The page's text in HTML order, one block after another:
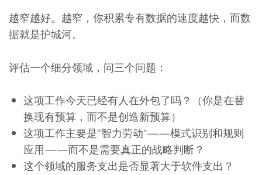
越窄越好。越窄，你积累专有数据的速度越快，而数
据就是护城河。
评估一个细分领域，问三个问题：
这项工作今天已经有人在外包了吗？（你是在替
换现有预算，而不是创造新预算）
这项工作主要是"智力劳动"——模式识别和规则
应用——而不是需要真正的战略判断？
这个领域的服务支出是否显著大于软件支出？